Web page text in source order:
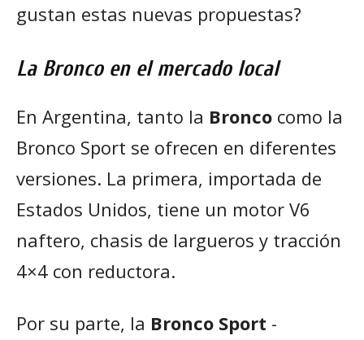
gustan estas nuevas propuestas?
La Bronco en el mercado local
En Argentina, tanto la Bronco como la
Bronco Sport se ofrecen en diferentes
versiones. La primera, importada de
Estados Unidos, tiene un motor V6
naftero, chasis de largueros y tracción
4×4 con reductora.
Por su parte, la Bronco Sport -